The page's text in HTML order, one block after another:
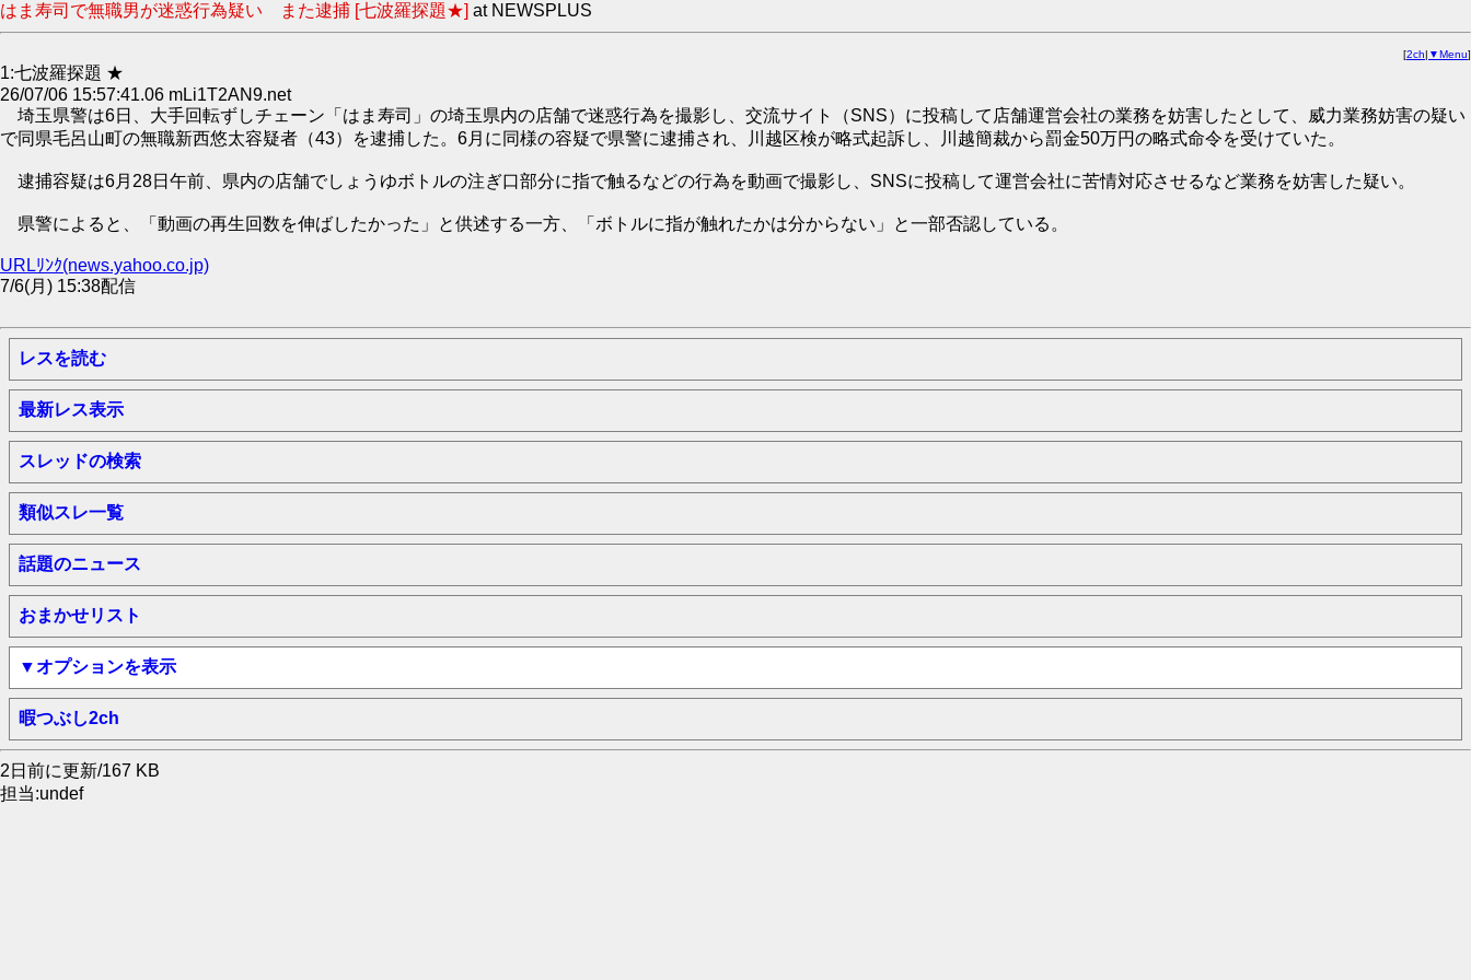
はま寿司で無職男が迷惑行為疑い また逮捕 [七波羅探題★] at NEWSPLUS
[2ch| ▼Menu]
1:七波羅探題 ★
26/07/06 15:57:41.06 mLi1T2AN9.net
埼玉県警は6日、大手回転ずしチェーン「はま寿司」の埼玉県内の店舗で迷惑行為を撮影し、交流サイト（SNS）に投稿して店舗運営会社の業務を妨害したとして、威力業務妨害の疑い
で同県毛呂山町の無職新西悠太容疑者（43）を逮捕した。6月に同様の容疑で県警に逮捕され、川越区検が略式起訴し、川越簡裁から罰金50万円の略式命令を受けていた。
逮捕容疑は6月28日午前、県内の店舗でしょうゆボトルの注ぎ口部分に指で触るなどの行為を動画で撮影し、SNSに投稿して運営会社に苦情対応させるなど業務を妨害した疑い。
県警によると、「動画の再生回数を伸ばしたかった」と供述する一方、「ボトルに指が触れたかは分からない」と一部否認している。
URLﾘﾝｸ(news.yahoo.co.jp)
7/6(月) 15:38配信
レスを読む
最新レス表示
スレッドの検索
類似スレ一覧
話題のニュース
おまかせリスト
▼オプションを表示
暇つぶし2ch
2日前に更新/167 KB
担当:undef